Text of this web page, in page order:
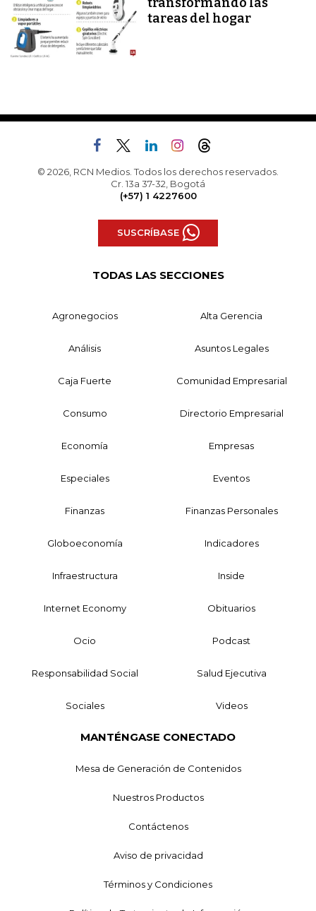
transformando las
tareas del hogar
© 2026, RCN Medios. Todos los derechos reservados.
Cr. 13a 37-32, Bogotá
(+57) 1 4227600
SUSCRÍBASE
TODAS LAS SECCIONES
Agronegocios Alta Gerencia
Análisis Asuntos Legales
Caja Fuerte Comunidad Empresarial
Consumo Directorio Empresarial
Economía Empresas
Especiales Eventos
Finanzas Finanzas Personales
Globoeconomía Indicadores
Infraestructura Inside
Internet Economy Obituarios
Ocio Podcast
Responsabilidad Social Salud Ejecutiva
Sociales Videos
MANTÉNGASE CONECTADO
Mesa de Generación de Contenidos
Nuestros Productos
Contáctenos
Aviso de privacidad
Términos y Condiciones